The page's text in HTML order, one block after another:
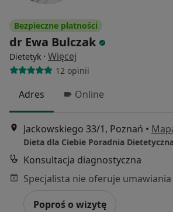
Bezpieczne płatności
dr Ewa Bulczak
Dietetyk · Więcej
12 opinii
Adres Online
Jackowskiego 33/1, Poznań •
Dieta dla Ciebie Poradnia
Konsultacja diagnostyczna
Poproś o wizytę